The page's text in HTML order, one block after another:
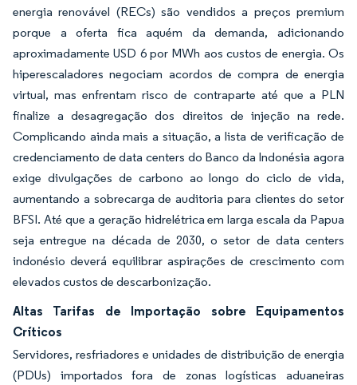
energia renovável (RECs) são vendidos a preços premium
porque a oferta fica aquém da demanda, adicionando
aproximadamente USD 6 por MWh aos custos de energia. Os
hiperescaladores negociam acordos de compra de energia
virtual, mas enfrentam risco de contraparte até que a PLN
finalize a desagregação dos direitos de injeção na rede.
Complicando ainda mais a situação, a lista de verificação de
credenciamento de data centers do Banco da Indonésia agora
exige divulgações de carbono ao longo do ciclo de vida,
aumentando a sobrecarga de auditoria para clientes do setor
BFSI. Até que a geração hidrelétrica em larga escala da Papua
seja entregue na década de 2030, o setor de data centers
indonésio deverá equilibrar aspirações de crescimento com
elevados custos de descarbonização.
Altas Tarifas de Importação sobre Equipamentos
Críticos
Servidores, resfriadores e unidades de distribuição de energia
(PDUs) importados fora de zonas logísticas aduaneiras